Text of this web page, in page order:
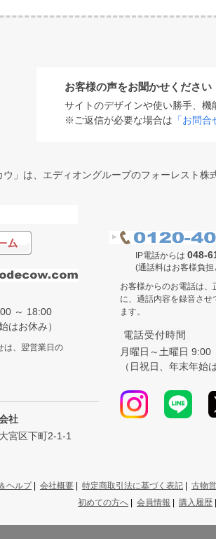
お客様の声をお聞かせください
サイトのデザインや使い勝手、機
※ご返信が必要な場合は 「お問合
ウ」は、エディオングループのフォーレスト株
～ 18:00
はお休み）
は、翌営業日の
社
宮区下町2-1-1
IP電話からは 048-
(通話料はお客様負
お客様からのお電話は、
に、通話内容を録音させ
ます。
電話受付時間
月曜日～土曜日 9:00
（日祝日、年末年始
ヘルプ| 会社概要 特定商取引法に基づく表記 古物
初めての方へ
会員情報 購入履歴